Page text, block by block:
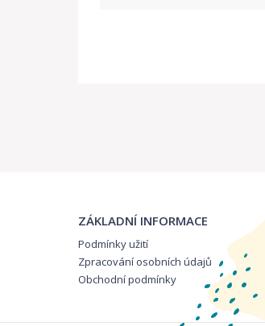
ZÁKLADNÍ INFORMACE
Podmínky užití
Zpracování osobních údajů
Obchodní podmínky